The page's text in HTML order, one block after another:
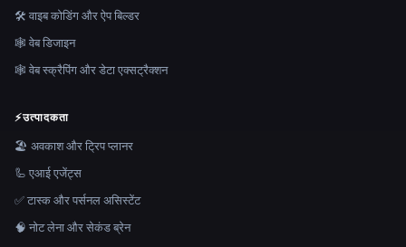
🛠️ वाइब कोडिंग और ऐप बिल्डर
🕸 वेब डिजाइन
🕸️ वेब स्क्रैपिंग और डेटा एक्सट्रैक्शन
⚡उत्पादकता
🏖 अवकाश और ट्रिप प्लानर
🦾 एआई एजेंट्स
✅ टास्क और पर्सनल असिस्टेंट
🧠 नोट लेना और सेकंड ब्रेन